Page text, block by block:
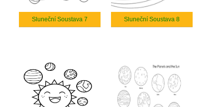
Sluneční Soustava 7 Sluneční Soustava 8